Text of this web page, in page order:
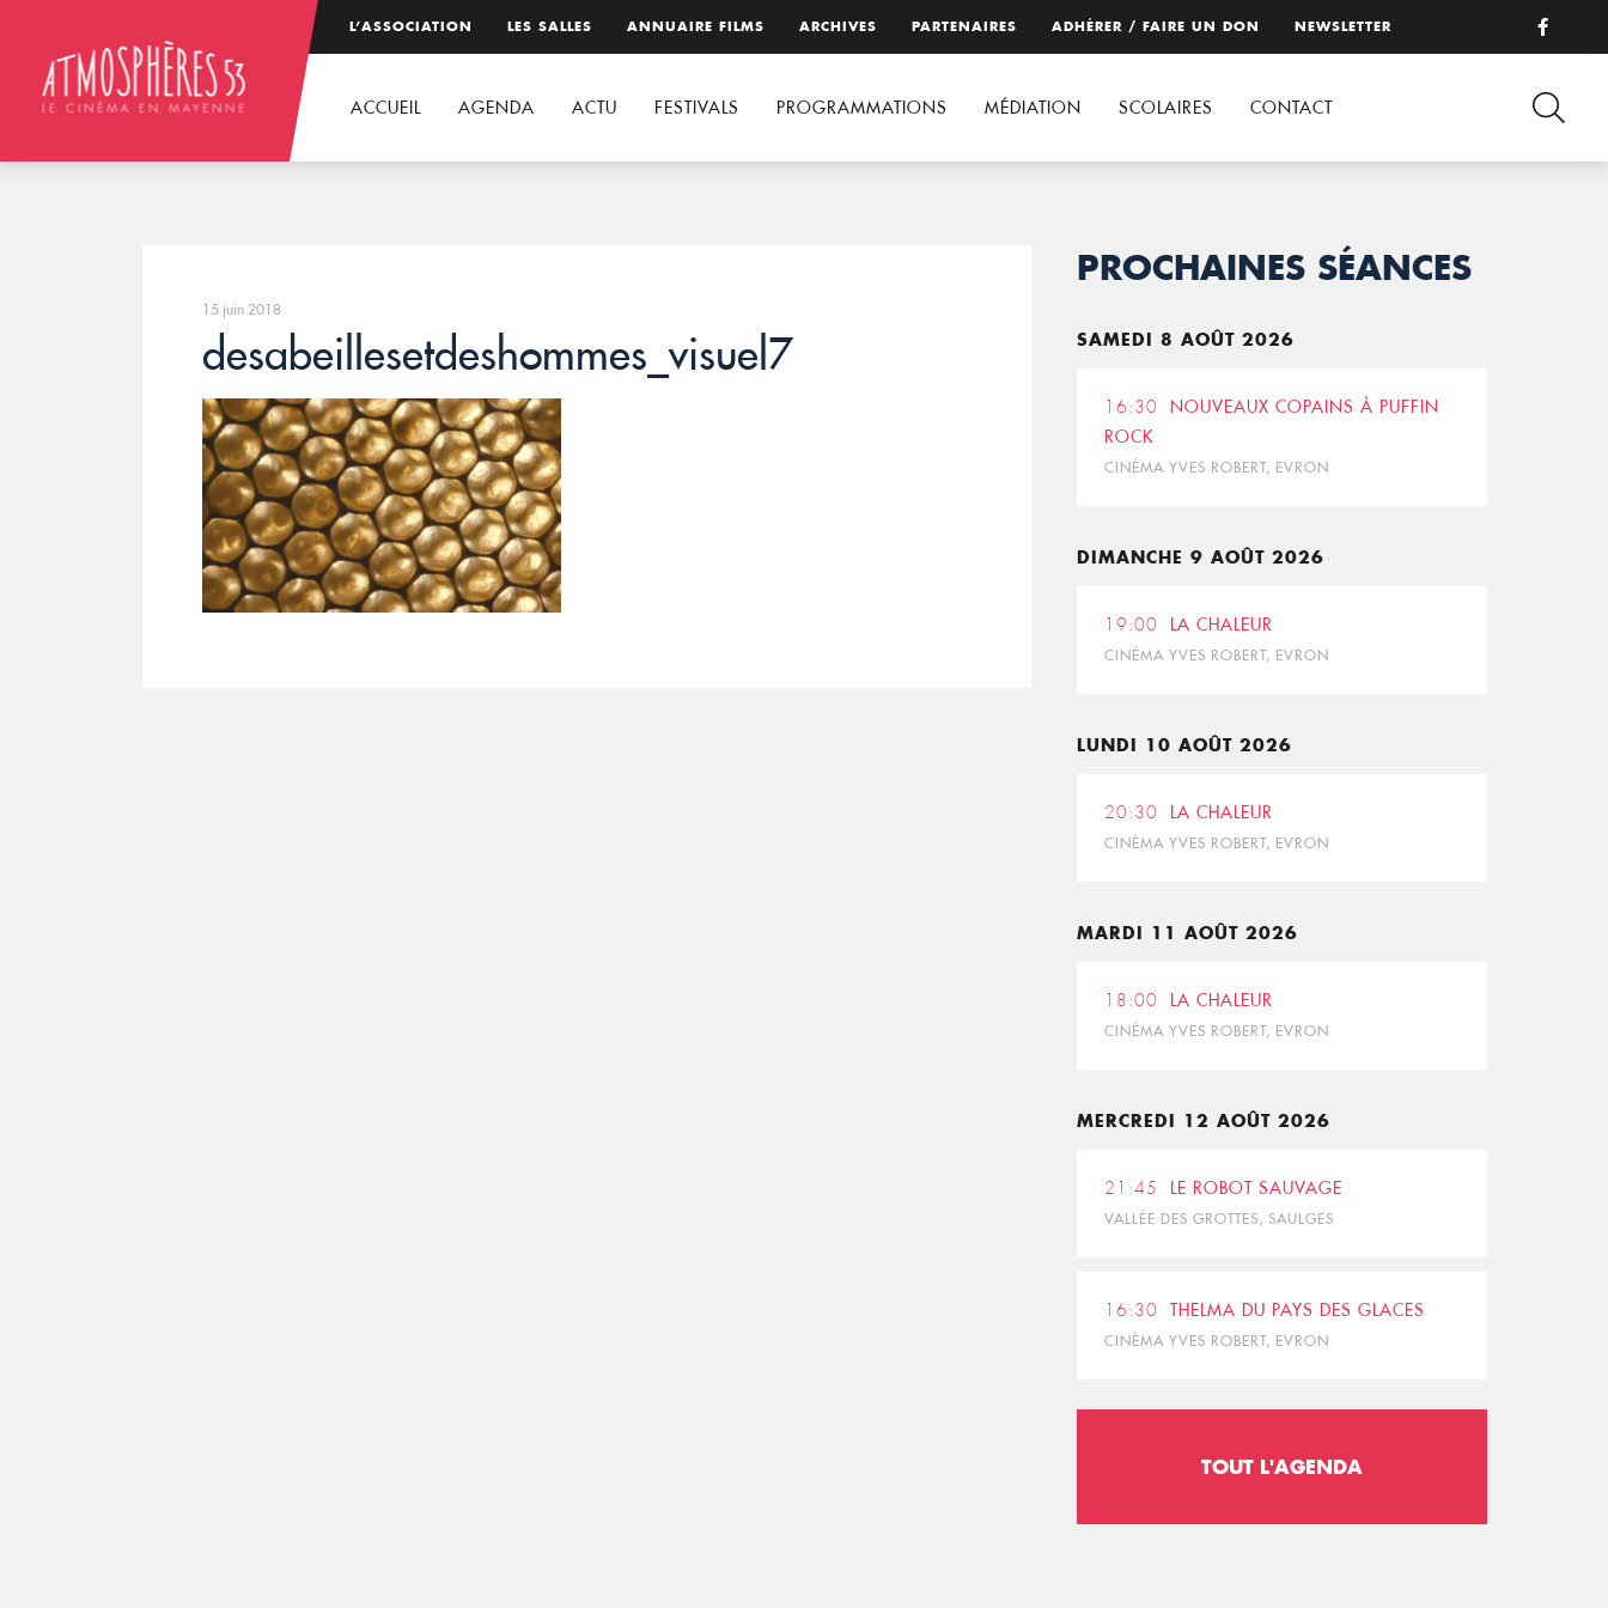
L’ASSOCIATION LES SALLES ANNUAIRE FILMS ARCHIVES PARTENAIRES ADHÉRER / FAIRE UN DON NEWSLETTER
ACCUEIL AGENDA ACTU FESTIVALS PROGRAMMATIONS MÉDIATION SCOLAIRES CONTACT
15 juin 2018
desabeillesetdeshommes_visuel7
PROCHAINES SÉANCES
SAMEDI 8 AOÛT 2026
16:30
NOUVEAUX COPAINS À PUFFIN
ROCK
CINÉMA YVES ROBERT, EVRON
DIMANCHE 9 AOÛT 2026
19:00 LA CHALEUR
CINÉMA YVES ROBERT, EVRON
LUNDI 10 AOÛT 2026
20:30 LA CHALEUR
CINÉMA YVES ROBERT, EVRON
MARDI 11 AOÛT 2026
18:00 LA CHALEUR
CINÉMA YVES ROBERT, EVRON
MERCREDI 12 AOÛT 2026
21:45 LE ROBOT SAUVAGE
VALLÉE DES GROTTES, SAULGES
16:30 THELMA DU PAYS DES GLACES
CINÉMA YVES ROBERT, EVRON
TOUT L'AGENDA